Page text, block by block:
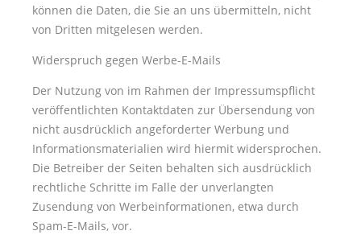
können die Daten, die Sie an uns übermitteln, nicht
von Dritten mitgelesen werden.
Widerspruch gegen Werbe-E-Mails
Der Nutzung von im Rahmen der Impressumspflicht
veröffentlichten Kontaktdaten zur Übersendung von
nicht ausdrücklich angeforderter Werbung und
Informationsmaterialien wird hiermit widersprochen.
Die Betreiber der Seiten behalten sich ausdrücklich
rechtliche Schritte im Falle der unverlangten
Zusendung von Werbeinformationen, etwa durch
Spam-E-Mails, vor.